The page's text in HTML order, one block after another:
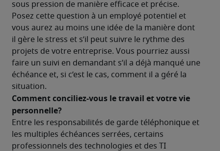
sous pression de manière efficace et précise.
Posez cette question à un employé potentiel et
vous aurez au moins une idée de la manière dont
il gère le stress et s’il peut suivre le rythme des
projets de votre entreprise. Vous pourriez aussi
faire un suivi en demandant s’il a déjà manqué une
échéance et, si c’est le cas, comment il a géré la
situation.
Comment conciliez-vous le travail et votre vie
personnelle?
Entre les responsabilités de garde téléphonique et
les multiples échéances serrées, certains
professionnels des technologies et des TI